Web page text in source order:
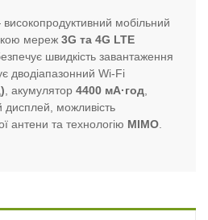
мобільний
мереж 3G та 4G LTE
швидкість завантаження
дводіапазонний Wi-Fi
, акумулятор 4400 мА·год,
дисплей, можливість
антени та технологію MIMO.